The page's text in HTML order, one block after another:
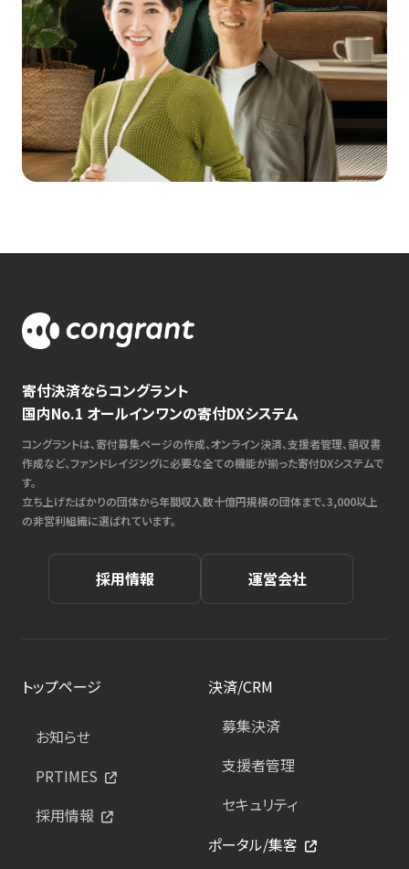
寄付決済ならコングラント
国内No.1 オールインワンの寄付DXシステム
コングラントは、寄付募集ページの作成、オンライン決済、支援者管理、領収書
作成など、ファンドレイジングに必要な全ての機能が揃った寄付DXシステムで
す。
立ち上げたばかりの団体から年間収入数十億円規模の団体まで、3,000以上
の非営利組織に選ばれています。
採用情報 運営会社
トップページ
お知らせ
PRTIMES
採用情報
決済/CRM
募集決済
支援者管理
セキュリティ
ポータル/集客